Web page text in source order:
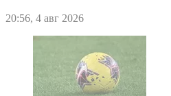
20:56, 4 авг 2026